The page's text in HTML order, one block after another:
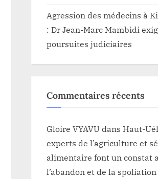
Agression des médecins à
: Dr Jean-Marc Mambidi
poursuites judiciaires
Commentaires récents
Gloire VYAVU dans Haut-
experts de l’agriculture et
alimentaire font un constat
l’abandon et de la